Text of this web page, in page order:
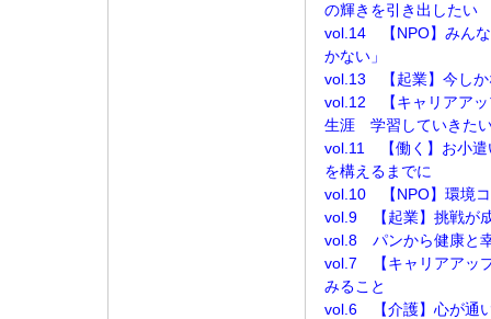
の輝きを引き出したい
vol.14 【NPO】みんな
かない」
vol.13 【起業】今しか
vol.12 【キャリアア
生涯 学習していきた
vol.11 【働く】お小遣
を構えるまでに
vol.10 【NPO】環境コ
vol.9 【起業】挑戦が
vol.8 パンから健康と
vol.7 【キャリアアッ
みること
vol.6 【介護】心が通